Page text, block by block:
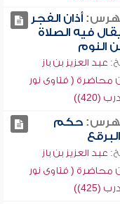
أذان الفجر
فيه الصلاة
النوم
عبد العزيز بن باز
محاضرة ( فتاوى نور
(420))
حكم
عبد العزيز بن باز
محاضرة ( فتاوى نور
(425))